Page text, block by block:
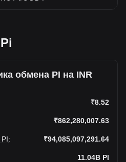
обмена PI на INR
₹8.52
₹862,280,007.63
: ₹94,085,097,291.64
11.04B PI